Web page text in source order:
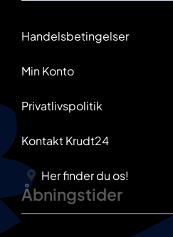
Handelsbetingelser
Min Konto
Privatlivspolitik
Kontakt Krudt24
Her finder du os!
Åbningstider